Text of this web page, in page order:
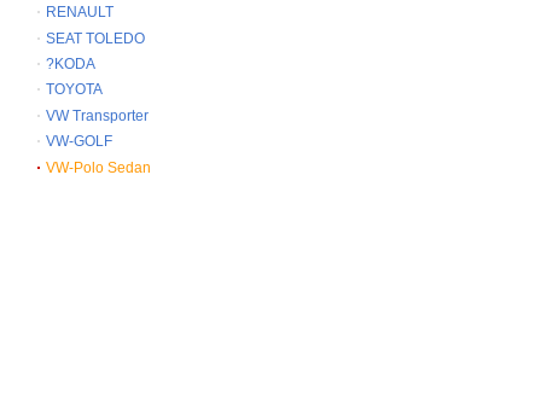
RENAULT
SEAT TOLEDO
?KODA
TOYOTA
VW Transporter
VW-GOLF
VW-Polo Sedan